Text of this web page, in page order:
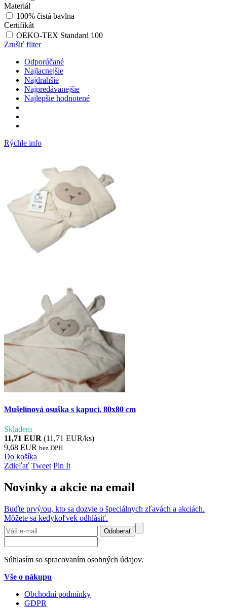
Materiál
100% čistá bavlna
Certifikát
OEKO-TEX Standard 100
Zrušiť filter
Odporúčané
Najlacnejšie
Najdrahšie
Najpredávanejšie
Najlepšie hodnotené
Rýchle info
Mušelínová osuška s kapucí, 80x80 cm
Skladem
11,71 EUR (11,71 EUR/ks)
9,68 EUR bez DPH
Do košíka
Zdieľať Tweet Pin It
Novinky a akcie na email
Buďte prvý/ou, kto sa dozvie o špeciálnych zľavách a akciách.
Môžete sa kedykoľvek odhlásiť.
Odoberať
Súhlasím so spracovaním osobných údajov.
Vše o nákupu
Obchodní podmínky
GDPR